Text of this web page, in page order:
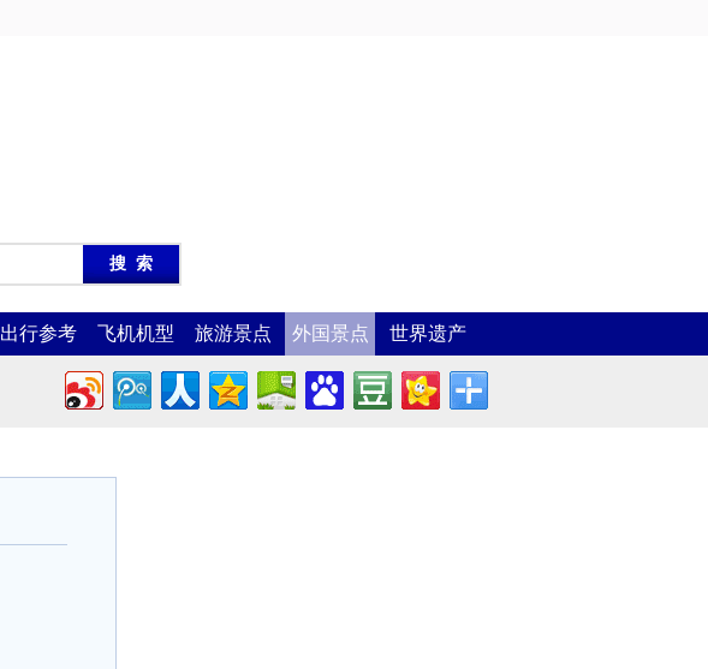
出行参考 飞机机型 旅游景点 外国景点 世界遗产